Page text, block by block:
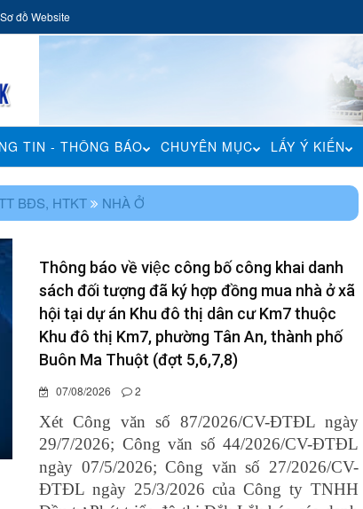
Sơ đồ Website
TIN - THÔNG BÁO CHUYÊN MỤC LẤY Ý KIẾN
BĐS, HTKT NHÀ Ở
Thông báo về việc công bố công khai danh
sách đối tượng đã ký hợp đồng mua nhà ở xã
hội tại dự án Khu đô thị dân cư Km7 thuộc
Khu đô thị Km7, phường Tân An, thành phố
Buôn Ma Thuột (đợt 5,6,7,8)
07/08/2026 2
Xét Công văn số 87/2026/CV-ĐTĐL ngày
29/7/2026; Công văn số 44/2026/CV-ĐTĐL
ngày 07/5/2026; Công văn số 27/2026/CV-
ĐTĐL ngày 25/3/2026 của Công ty TNHH